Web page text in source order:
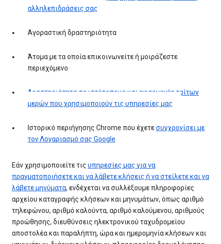
αλληλεπιδράσεις σας
Αγοραστική δραστηριότητα
Άτομα με τα οποία επικοινωνείτε ή μοιράζεστε
περιεχόμενο
Δραστηριότητα σε ιστότοπους και εφαρμογές τρίτων
μερών που χρησιμοποιούν τις υπηρεσίες μας
Ιστορικό περιήγησης Chrome που έχετεσυγχρονίσει με
τον Λογαριασμό σας Google
Εάν χρησιμοποιείτε τις υπηρεσίες μας για να
πραγματοποιήσετε και να λάβετε κλήσεις ή να στείλετε και να
λάβετε μηνύματα, ενδέχεται να συλλέξουμε πληροφορίες
αρχείου καταγραφής κλήσεων και μηνυμάτων, όπως αριθμό
τηλεφώνου, αριθμό καλούντα, αριθμό καλούμενου, αριθμούς
προώθησης, διευθύνσεις ηλεκτρονικού ταχυδρομείου
αποστολέα και παραλήπτη, ώρα και ημερομηνία κλήσεων και